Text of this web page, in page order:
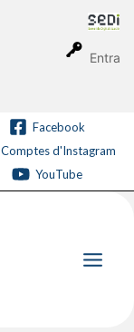
Entra
Facebook
Comptes d'Instagram
YouTube